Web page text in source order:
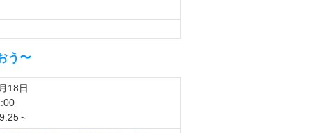
う〜
18日
～